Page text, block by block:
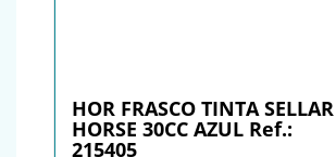
HOR FRASCO TINTA SELLAR
HORSE 30CC AZUL Ref.:
215405